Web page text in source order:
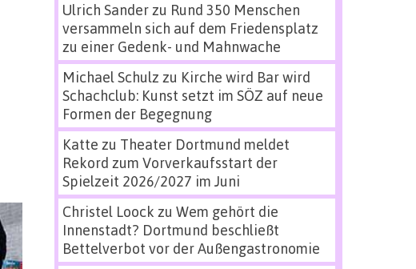
Ulrich Sanderzu Rund 350 Menschen
versammeln sich auf dem Friedensplatz
zu einer Gedenk- und Mahnwache
Michael Schulz zu Kirche wird Bar wird
Schachclub: Kunst setzt im SÖZ auf neue
Formen der Begegnung
Katte zu Theater Dortmund meldet
Rekord zum Vorverkaufsstart der
Spielzeit 2026/2027 im Juni
Christel Loock zu Wem gehört die
Innenstadt? Dortmund beschließt
Bettelverbot vor der Außengastronomie